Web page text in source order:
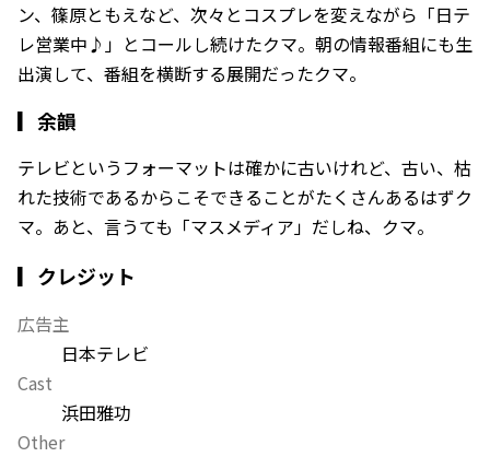
ン、篠原ともえなど、次々とコスプレを変えながら「日テ
レ営業中♪」とコールし続けたクマ。朝の情報番組にも生
出演して、番組を横断する展開だったクマ。
▎ 余韻
テレビというフォーマットは確かに古いけれど、古い、枯
れた技術であるからこそできることがたくさんあるはずク
マ。あと、言うても「マスメディア」だしね、クマ。
▎クレジット
広告主
日本テレビ
Cast
浜田雅功
Other